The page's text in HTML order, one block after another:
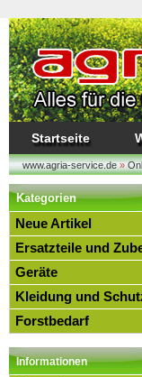
Startseite
www.agria-service.de»
Kategorien
Neue Artikel
Ersatzteile und
Geräte
Kleidung und
Forstbedarf
Informationen